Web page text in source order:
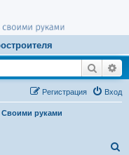
Поиск
Вход
Регистрация
Своими руками